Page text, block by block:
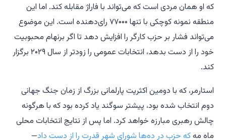
که او همان مردی است که می‌تواند با فاراژ مقابله کند. اما این
منطقه نمونه کوچکی با تنها ۷۷۰۰۰ رای‌دهنده است. این موضوع
می‌تواند فشار بر حزب کارگر را افزایش دهد تا اگر برنهام محبوبیت
خود را از دست بدهد، انتخابات عمومی را زودتر از سال ۲۰۲۹ برگزار
کند.
استارمر، که با دومین اکثریت پارلمانی بزرگ از زمان جنگ جهانی
دوم انتخاب شده بود، پیشتر سوگند یاد کرده بود که با هرگونه
چالش رهبری مبارزه خواهد کرد. اما پس از نتایج انتخابات محلی
ماه مهکه حزب در ده‌ها شورای شهر قدرت را از دست داد—